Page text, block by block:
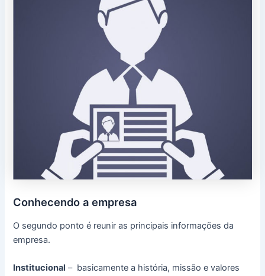
Conhecendo a empresa
O segundo ponto é reunir as principais informações da
empresa.
Institucional – basicamente a história, missão e valores